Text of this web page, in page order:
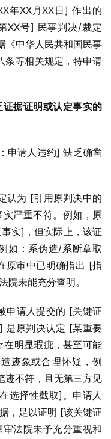
年XX月XX日] 作出的
XX号] 民事判决/裁定
《中华人民共和国民事
条等相关规定，特申请
据证明或认定事实的
申请人违约] 缺乏确凿
认为 [引用原判决中的
严重不符。例如，原
实]，但实际上，该证
如：系伪造/系断章取
原审中已明确指出 [指
院未能充分查明。
申请人提交的 [关键证
是原判决认定 [某重要
明显瑕疵，甚至可能
迹象或合理怀疑，例
迹不符，且无第三方见
选择性截取]。申请人
，足以证明 [该关键证
法院未予充分重视和